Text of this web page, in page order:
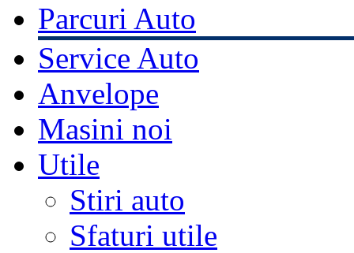
Parcuri Auto
Service Auto
Anvelope
Masini noi
Utile
Stiri auto
Sfaturi utile